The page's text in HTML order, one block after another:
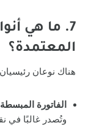
7.
ما هي
المعتمدة؟
هناك نوعان
الفاتورة المبسطة
وتُصدر غالبًا في